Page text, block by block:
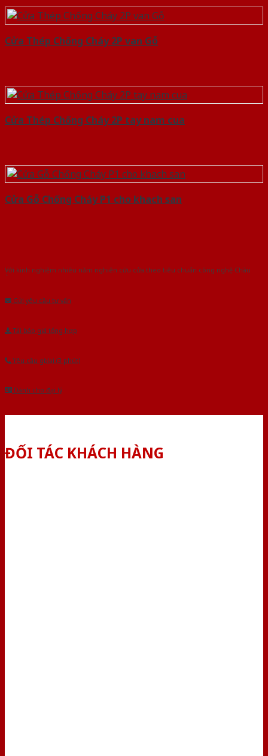
Cửa Thép Chống Cháy 2P van Gỗ
Cửa Thép Chống Cháy 2P tay nam cua
Cửa Gỗ Chống Cháy P1 cho khach san
Với kinh nghiệm nhiêu năm nghiên cứu cửa theo tiêu chuẩn công nghệ Châu
Gửi yêu cầu tư vấn
Tải báo giá tổng hợp
Yêu cầu gọi lại (3 phút)
Dành cho đại lý
ĐỐI TÁC KHÁCH HÀNG